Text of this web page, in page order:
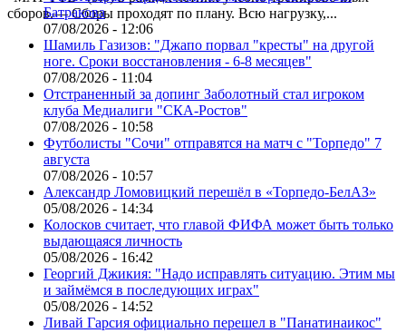
сборов.— Сборы проходят по плану. Всю нагрузку,...
Батракова
07/08/2026 - 12:06
Шамиль Газизов: "Джапо порвал "кресты" на другой
ноге. Сроки восстановления - 6-8 месяцев"
07/08/2026 - 11:04
Отстраненный за допинг Заболотный стал игроком
клуба Медиалиги "СКА-Ростов"
07/08/2026 - 10:58
Футболисты "Сочи" отправятся на матч с "Торпедо" 7
августа
07/08/2026 - 10:57
Александр Ломовицкий перешёл в «Торпедо-БелАЗ»
05/08/2026 - 14:34
Колосков считает, что главой ФИФА может быть только
выдающаяся личность
05/08/2026 - 16:42
Георгий Джикия: "Надо исправлять ситуацию. Этим мы
и займёмся в последующих играх"
05/08/2026 - 14:52
Ливай Гарсия официально перешел в "Панатинаикос"